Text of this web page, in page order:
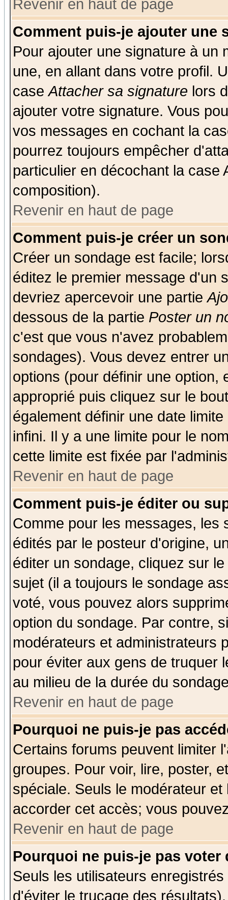
Revenir en haut de page
Comment puis-je ajouter une
Pour ajouter une signature à un
une, en allant dans votre profil.
caseAttacher sa signature lors
ajouter votre signature. Vous
vos messages en cochant la
pourrez toujours empêcher
particulier en décochant la case
composition).
Revenir en haut de page
Comment puis-je créer un
Créer un sondage est facile;
éditez le premier message d'un
devriez apercevoir une partie
dessous de la partie Poster un
c'est que vous n'avez
sondages). Vous devez entrer
options (pour définir une option,
approprié puis cliquez sur le
également définir une date
infini. Il y a une limite pour le
cette limite est fixée par
Revenir en haut de page
Comment puis-je éditer ou
Comme pour les messages, les
édités par le posteur d'origine,
éditer un sondage, cliquez sur
sujet (il a toujours le sondage
voté, vous pouvez alors
option du sondage. Par contre,
modérateurs et administrateurs
pour éviter aux gens de truquer
au milieu de la durée du
Revenir en haut de page
Pourquoi ne puis-je pas
Certains forums peuvent limiter
groupes. Pour voir, lire, poster,
spéciale. Seuls le modérateur
accorder cet accès; vous
Revenir en haut de page
Pourquoi ne puis-je pas voter
Seuls les utilisateurs
d'éviter le trucage des